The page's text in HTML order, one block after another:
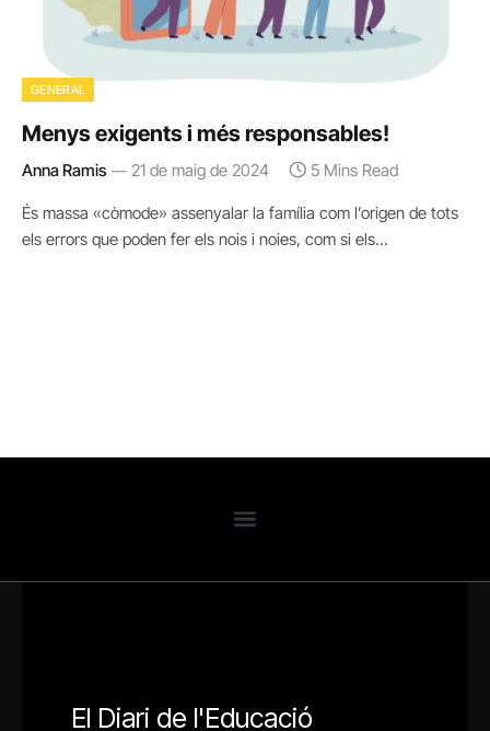
GENERAL
Menys exigents i més responsables!
Anna Ramis 21 de maig de 2024 5 Mins Read
És massa «còmode» assenyalar la família com l’origen de tots
els errors que poden fer els nois i noies, com si els…